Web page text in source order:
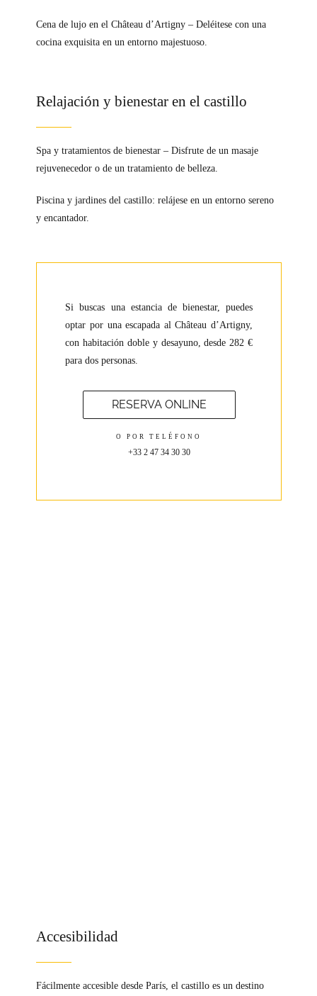
Cena de lujo en el Château d’Artigny – Deléitese con una
cocina exquisita en un entorno majestuoso.
Relajación y bienestar en el castillo
Spa y tratamientos de bienestar – Disfrute de un masaje
rejuvenecedor o de un tratamiento de belleza.
Piscina y jardines del castillo: relájese en un entorno sereno
y encantador.
Si buscas una estancia de bienestar, puedes
optar por una escapada al Château d’Artigny,
con habitación doble y desayuno, desde 282 €
para dos personas.
RESERVA ONLINE
O POR TELÉFONO
+33 2 47 34 30 30
Accesibilidad
Fácilmente accesible desde París, el castillo es un destino